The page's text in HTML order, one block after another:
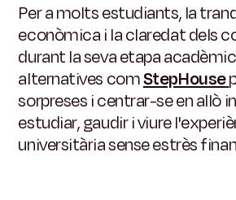
Per a molts estudiants, la
econòmica i la claredat dels
durant la seva etapa
alternatives comStepHouse
sorpreses i centrar-se en allò
estudiar, gaudir i viure
universitària sense estrès